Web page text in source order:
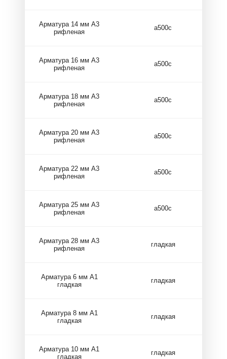
Арматура 14 мм А3
рифленая
а500с
Арматура 16 мм А3
рифленая
а500с
Арматура 18 мм А3
рифленая
а500с
Арматура 20 мм А3
рифленая
а500с
Арматура 22 мм А3
рифленая
а500с
Арматура 25 мм А3
рифленая
а500с
Арматура 28 мм А3
рифленая
гладкая
Арматура 6 мм А1
гладкая
гладкая
Арматура 8 мм А1
гладкая
гладкая
Арматура 10 мм А1
гладкая
гладкая